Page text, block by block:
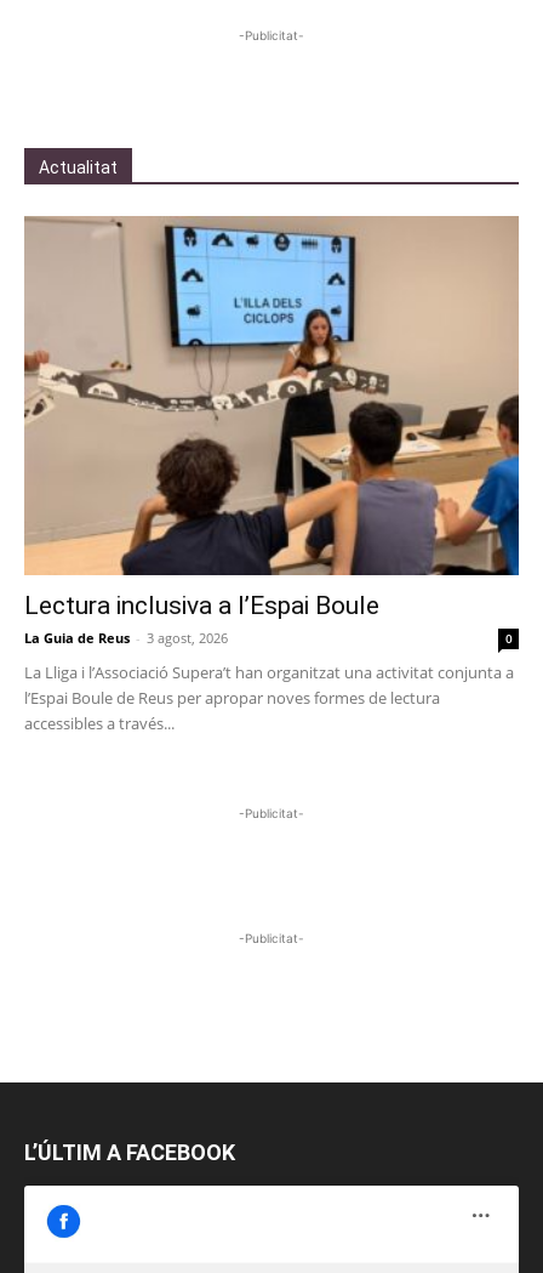
-Publicitat-
Actualitat
Lectura inclusiva a l’Espai Boule
La Guia de Reus - 3 agost, 2026 0
La Lliga i l’Associació Supera’t han organitzat una activitat conjunta a
l’Espai Boule de Reus per apropar noves formes de lectura
accessibles a través...
-Publicitat-
-Publicitat-
L’ÚLTIM A FACEBOOK